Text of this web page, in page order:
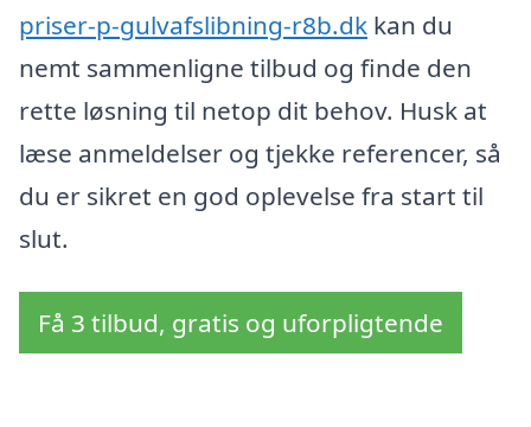
priser-p-gulvafslibning-r8b.dk kan du
nemt sammenligne tilbud og finde den
rette løsning til netop dit behov. Husk at
læse anmeldelser og tjekke referencer, så
du er sikret en god oplevelse fra start til
slut.
Få 3 tilbud, gratis og uforpligtende